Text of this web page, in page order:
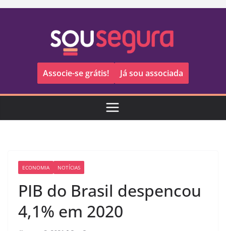
Pular
Associe-se grátis! Já sou associada
ECONOMIA NOTÍCIAS
PIB do Brasil despencou
4,1% em 2020